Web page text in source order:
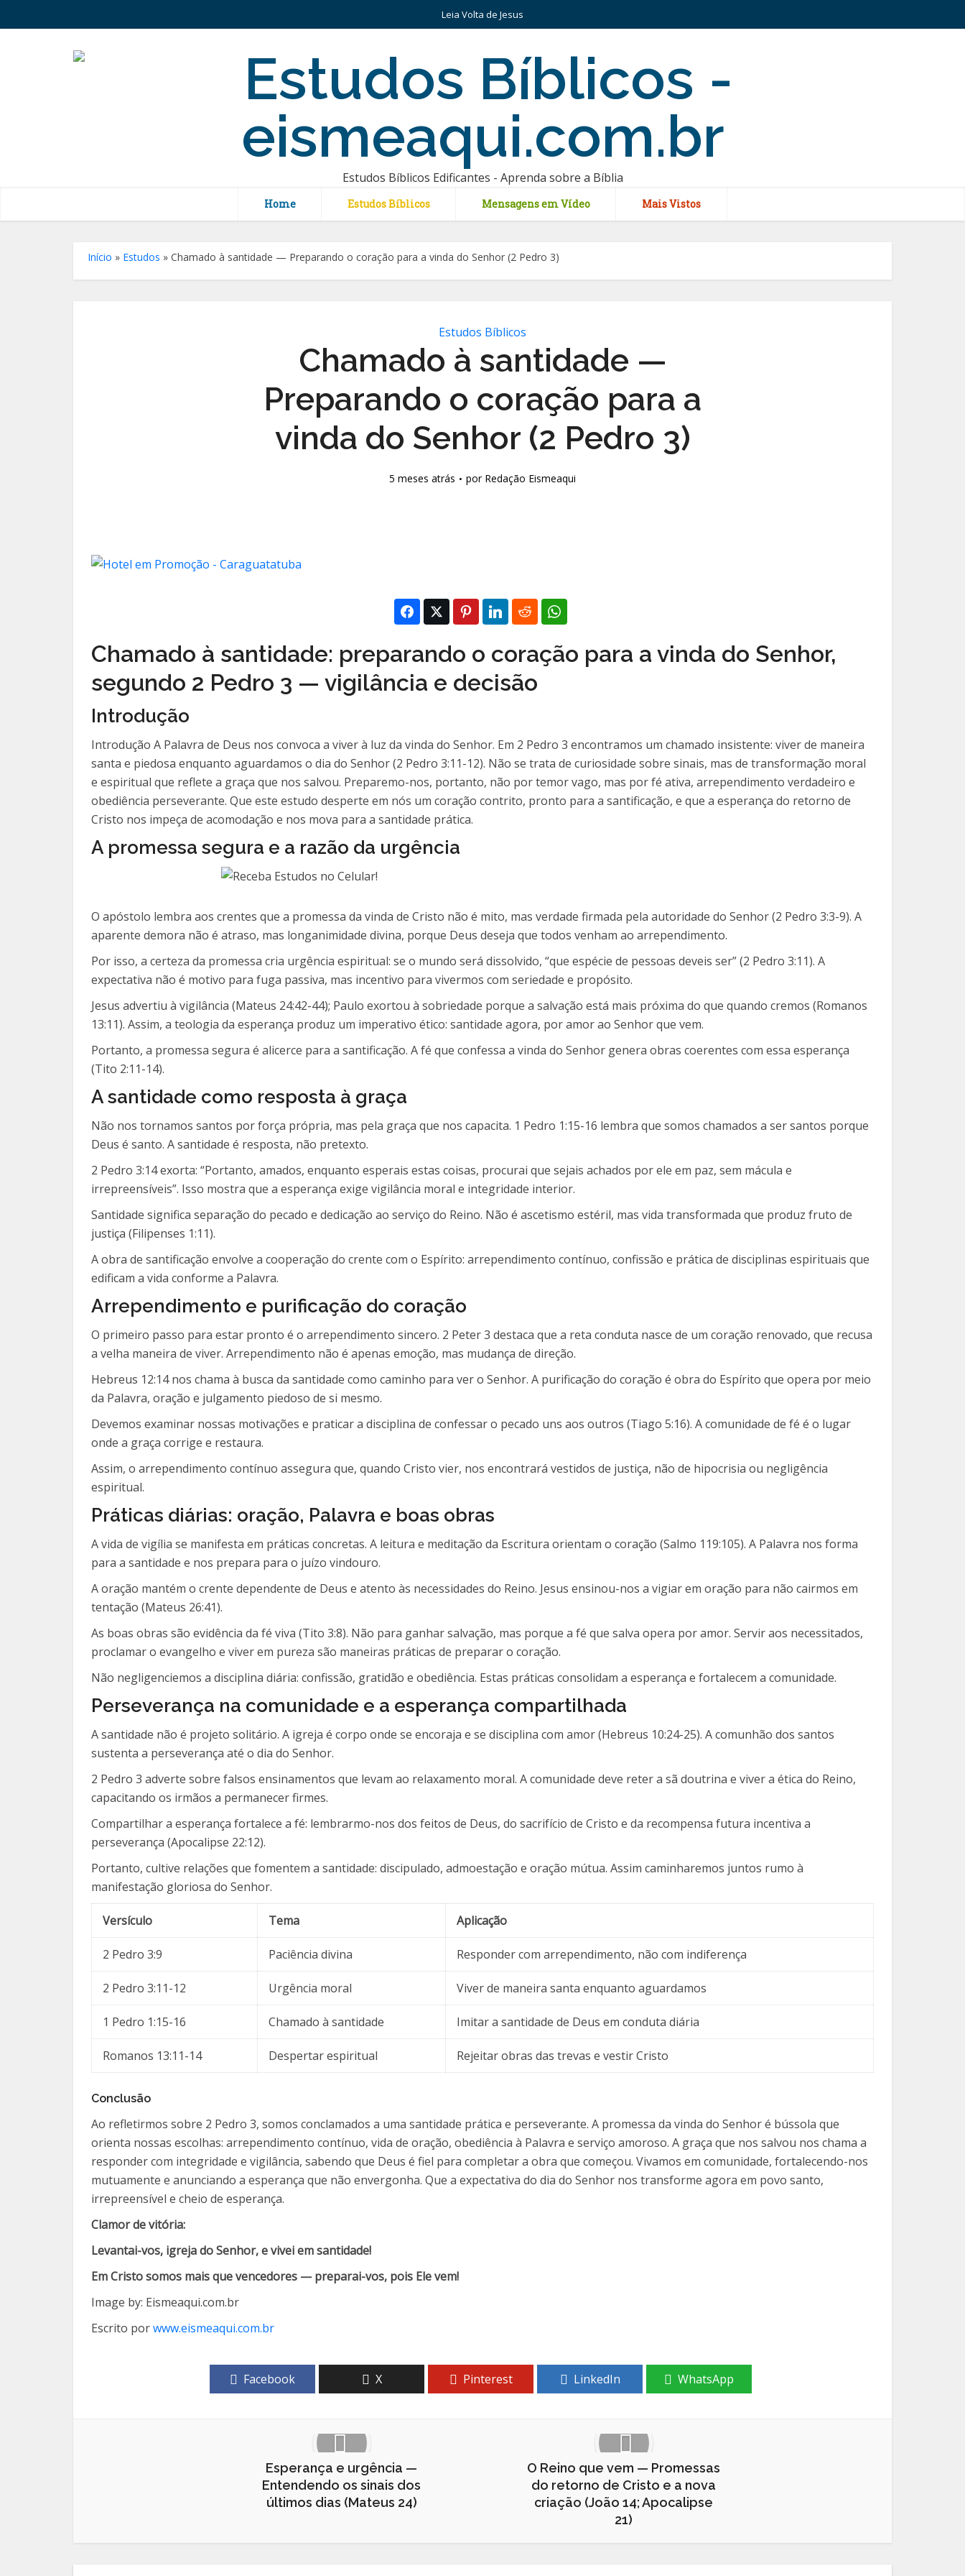
Leia Volta de Jesus
Estudos Bíblicos Edificantes - Aprenda sobre a Bíblia
Home Estudos Bíblicos Mensagens em Vídeo Mais Vistos
Início » Estudos » Chamado à santidade — Preparando o coração para a vinda do Senhor (2 Pedro 3)
Estudos Bíblicos
Chamado à santidade —
Preparando o coração para a
vinda do Senhor (2 Pedro 3)
5 meses atrás por Redação Eismeaqui
Chamado à santidade: preparando o coração para a vinda do Senhor,
segundo 2 Pedro 3 — vigilância e decisão
Introdução
Introdução A Palavra de Deus nos convoca a viver à luz da vinda do Senhor. Em 2 Pedro 3 encontramos um chamado insistente: viver de maneira
santa e piedosa enquanto aguardamos o dia do Senhor (2 Pedro 3:11-12). Não se trata de curiosidade sobre sinais, mas de transformação moral
e espiritual que reflete a graça que nos salvou. Preparemo-nos, portanto, não por temor vago, mas por fé ativa, arrependimento verdadeiro e
obediência perseverante. Que este estudo desperte em nós um coração contrito, pronto para a santificação, e que a esperança do retorno de
Cristo nos impeça de acomodação e nos mova para a santidade prática.
A promessa segura e a razão da urgência
O apóstolo lembra aos crentes que a promessa da vinda de Cristo não é mito, mas verdade firmada pela autoridade do Senhor (2 Pedro 3:3-9). A
aparente demora não é atraso, mas longanimidade divina, porque Deus deseja que todos venham ao arrependimento.
Por isso, a certeza da promessa cria urgência espiritual: se o mundo será dissolvido, “que espécie de pessoas deveis ser” (2 Pedro 3:11). A
expectativa não é motivo para fuga passiva, mas incentivo para vivermos com seriedade e propósito.
Jesus advertiu à vigilância (Mateus 24:42-44); Paulo exortou à sobriedade porque a salvação está mais próxima do que quando cremos (Romanos
13:11). Assim, a teologia da esperança produz um imperativo ético: santidade agora, por amor ao Senhor que vem.
Portanto, a promessa segura é alicerce para a santificação. A fé que confessa a vinda do Senhor genera obras coerentes com essa esperança
(Tito 2:11-14).
A santidade como resposta à graça
Não nos tornamos santos por força própria, mas pela graça que nos capacita. 1 Pedro 1:15-16 lembra que somos chamados a ser santos porque
Deus é santo. A santidade é resposta, não pretexto.
2 Pedro 3:14 exorta: “Portanto, amados, enquanto esperais estas coisas, procurai que sejais achados por ele em paz, sem mácula e
irrepreensíveis”. Isso mostra que a esperança exige vigilância moral e integridade interior.
Santidade significa separação do pecado e dedicação ao serviço do Reino. Não é ascetismo estéril, mas vida transformada que produz fruto de
justiça (Filipenses 1:11).
A obra de santificação envolve a cooperação do crente com o Espírito: arrependimento contínuo, confissão e prática de disciplinas espirituais que
edificam a vida conforme a Palavra.
Arrependimento e purificação do coração
O primeiro passo para estar pronto é o arrependimento sincero. 2 Peter 3 destaca que a reta conduta nasce de um coração renovado, que recusa
a velha maneira de viver. Arrependimento não é apenas emoção, mas mudança de direção.
Hebreus 12:14 nos chama à busca da santidade como caminho para ver o Senhor. A purificação do coração é obra do Espírito que opera por meio
da Palavra, oração e julgamento piedoso de si mesmo.
Devemos examinar nossas motivações e praticar a disciplina de confessar o pecado uns aos outros (Tiago 5:16). A comunidade de fé é o lugar
onde a graça corrige e restaura.
Assim, o arrependimento contínuo assegura que, quando Cristo vier, nos encontrará vestidos de justiça, não de hipocrisia ou negligência
espiritual.
Práticas diárias: oração, Palavra e boas obras
A vida de vigília se manifesta em práticas concretas. A leitura e meditação da Escritura orientam o coração (Salmo 119:105). A Palavra nos forma
para a santidade e nos prepara para o juízo vindouro.
A oração mantém o crente dependente de Deus e atento às necessidades do Reino. Jesus ensinou-nos a vigiar em oração para não cairmos em
tentação (Mateus 26:41).
As boas obras são evidência da fé viva (Tito 3:8). Não para ganhar salvação, mas porque a fé que salva opera por amor. Servir aos necessitados,
proclamar o evangelho e viver em pureza são maneiras práticas de preparar o coração.
Não negligenciemos a disciplina diária: confissão, gratidão e obediência. Estas práticas consolidam a esperança e fortalecem a comunidade.
Perseverança na comunidade e a esperança compartilhada
A santidade não é projeto solitário. A igreja é corpo onde se encoraja e se disciplina com amor (Hebreus 10:24-25). A comunhão dos santos
sustenta a perseverança até o dia do Senhor.
2 Pedro 3 adverte sobre falsos ensinamentos que levam ao relaxamento moral. A comunidade deve reter a sã doutrina e viver a ética do Reino,
capacitando os irmãos a permanecer firmes.
Compartilhar a esperança fortalece a fé: lembrarmo-nos dos feitos de Deus, do sacrifício de Cristo e da recompensa futura incentiva a
perseverança (Apocalipse 22:12).
Portanto, cultive relações que fomentem a santidade: discipulado, admoestação e oração mútua. Assim caminharemos juntos rumo à
manifestação gloriosa do Senhor.
Versículo Tema Aplicação
2 Pedro 3:9 Paciência divina Responder com arrependimento, não com indiferença
2 Pedro 3:11-12 Urgência moral Viver de maneira santa enquanto aguardamos
1 Pedro 1:15-16 Chamado à santidade Imitar a santidade de Deus em conduta diária
Romanos 13:11-14 Despertar espiritual Rejeitar obras das trevas e vestir Cristo
Conclusão
Ao refletirmos sobre 2 Pedro 3, somos conclamados a uma santidade prática e perseverante. A promessa da vinda do Senhor é bússola que
orienta nossas escolhas: arrependimento contínuo, vida de oração, obediência à Palavra e serviço amoroso. A graça que nos salvou nos chama a
responder com integridade e vigilância, sabendo que Deus é fiel para completar a obra que começou. Vivamos em comunidade, fortalecendo-nos
mutuamente e anunciando a esperança que não envergonha. Que a expectativa do dia do Senhor nos transforme agora em povo santo,
irrepreensível e cheio de esperança.
Clamor de vitória:
Levantai-vos, igreja do Senhor, e vivei em santidade!
Em Cristo somos mais que vencedores — preparai-vos, pois Ele vem!
Image by: Eismeaqui.com.br
Escrito porwww.eismeaqui.com.br
Facebook X Pinterest LinkedIn WhatsApp
Esperança e urgência —
Entendendo os sinais dos
últimos dias (Mateus 24)
O Reino que vem — Promessas
do retorno de Cristo e a nova
criação (João 14; Apocalipse
21)